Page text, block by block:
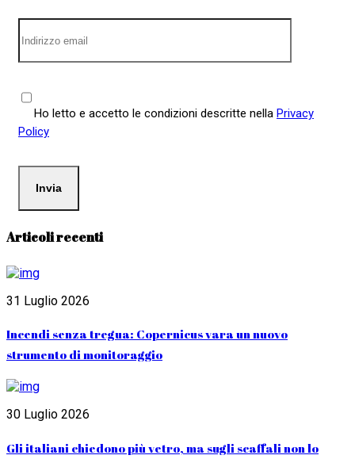
Ho letto e accetto le condizioni descritte nella Privacy
Policy
Articoli recenti
31 Luglio 2026
Incendi senza tregua: Copernicus vara un nuovo
strumento di monitoraggio
30 Luglio 2026
Gli italiani chiedono più vetro, ma sugli scaffali non lo